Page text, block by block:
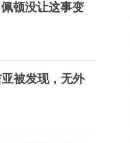
顿没让这事变
被发现，无外